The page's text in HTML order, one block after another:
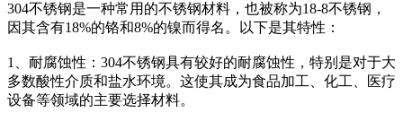
304不锈钢是一种常用的不锈钢材料，也被称为18-8不锈钢，
因其含有18%的铬和8%的镍而得名。以下是其特性：
1、耐腐蚀性：304不锈钢具有较好的耐腐蚀性，特别是对于大
多数酸性介质和盐水环境。这使其成为食品加工、化工、医疗
设备等领域的主要选择材料。